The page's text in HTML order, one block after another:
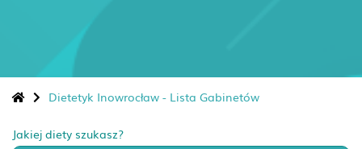
Dietetyk Inowrocław - Lista Gabinetów
Jakiej diety szukasz?